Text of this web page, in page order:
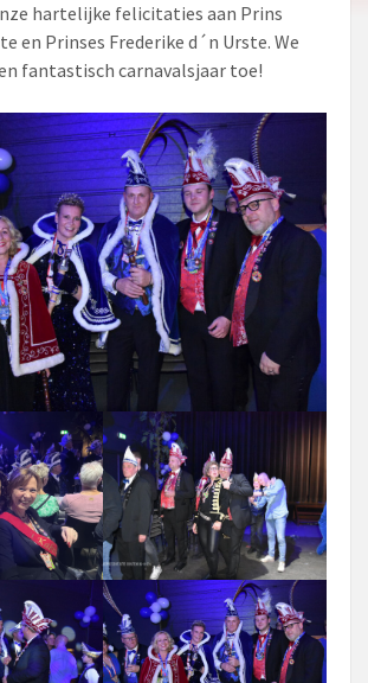
hartelijke felicitaties aan Prins
en Prinses Frederike d´n Urste. We
fantastisch carnavalsjaar toe!